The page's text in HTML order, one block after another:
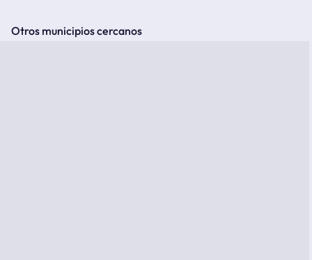
Otros municipios cercanos